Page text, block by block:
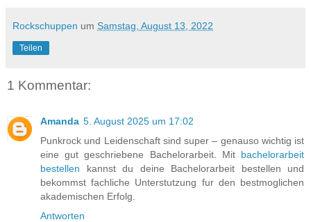
Rockschuppen um Samstag, August 13, 2022
Teilen
1 Kommentar:
Amanda 5. August 2025 um 17:02
Punkrock und Leidenschaft sind super – genauso wichtig ist
eine gut geschriebene Bachelorarbeit. Mit bachelorarbeit
bestellen kannst du deine Bachelorarbeit bestellen und
bekommst fachliche Unterstutzung fur den bestmoglichen
akademischen Erfolg.
Antworten